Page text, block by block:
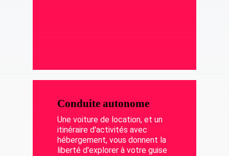
Conduite autonome
Une voiture de location, et un
itinéraire d'activités avec
hébergement, vous donnent la
liberté d'explorer à votre guise